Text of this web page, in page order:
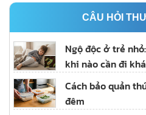
CÂU HỎI
Ngộ độc ở trẻ
khi nào cần đi
Cách bảo quản
đêm